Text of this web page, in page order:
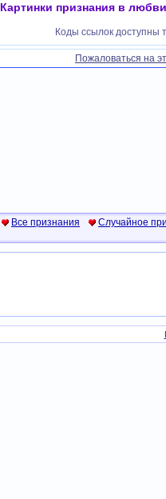
Картинки признания в
Коды ссылок доступны
Пожаловаться на
Все признания Случайное